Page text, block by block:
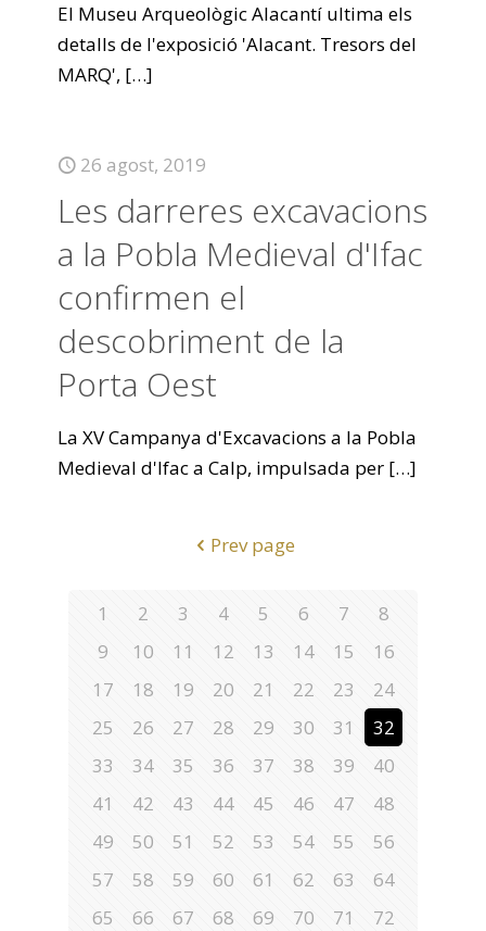
El Museu Arqueològic Alacantí ultima els
detalls de l'exposició 'Alacant. Tresors del
MARQ', […]
26 agost, 2019
Les darreres excavacions
a la Pobla Medieval d'Ifac
confirmen el
descobriment de la
Porta Oest
La XV Campanya d'Excavacions a la Pobla
Medieval d'Ifac a Calp, impulsada per […]
Prev page
1 2 3 4 5 6 7
8
9
10 11 12 13 14 15
16
17
18 19 20 21 22 23
24
25
26 27 28 29 30 31
32
33
34 35 36 37 38 39
40
41
42 43 44 45 46 47
48
49
50 51 52 53 54 55
56
57
58 59 60 61 62 63
64
65
66 67 68 69 70 71
72